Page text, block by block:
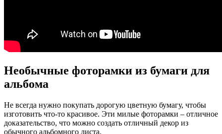
Необычные фоторамки из бумаги для
альбома
Не всегда нужно покупать дорогую цветную бумагу, чтобы
изготовить что-то красивое. Эти милые фоторамки – отличное
доказательство, что можно создать отличный декор из
обычного альбомного листа.